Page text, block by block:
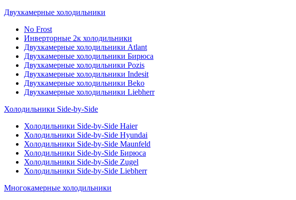
Двухкамерные холодильники
No Frost
Инверторные 2к холодильники
Двухкамерные холодильники Atlant
Двухкамерные холодильники Бирюса
Двухкамерные холодильники Pozis
Двухкамерные холодильники Indesit
Двухкамерные холодильники Beko
Двухкамерные холодильники Liebherr
Холодильники Side-by-Side
Холодильники Side-by-Side Haier
Холодильники Side-by-Side Hyundai
Холодильники Side-by-Side Maunfeld
Холодильники Side-by-Side Бирюса
Холодильники Side-by-Side Zugel
Холодильники Side-by-Side Liebherr
Многокамерные холодильники